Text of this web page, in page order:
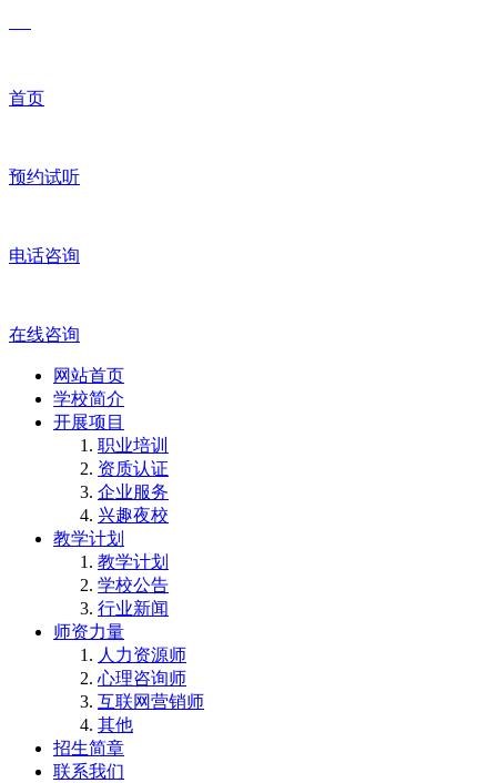
首页
预约试听
电话咨询
在线咨询
网站首页
学校简介
开展项目
职业培训
资质认证
企业服务
兴趣夜校
教学计划
教学计划
学校公告
行业新闻
师资力量
人力资源师
心理咨询师
互联网营销师
其他
招生简章
联系我们